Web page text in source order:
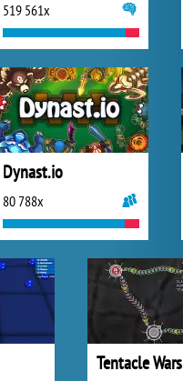
519 561x
Dynast.io
80 788x
Tentacle Wars